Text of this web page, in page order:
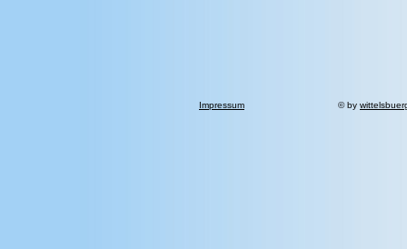
Impressum © by